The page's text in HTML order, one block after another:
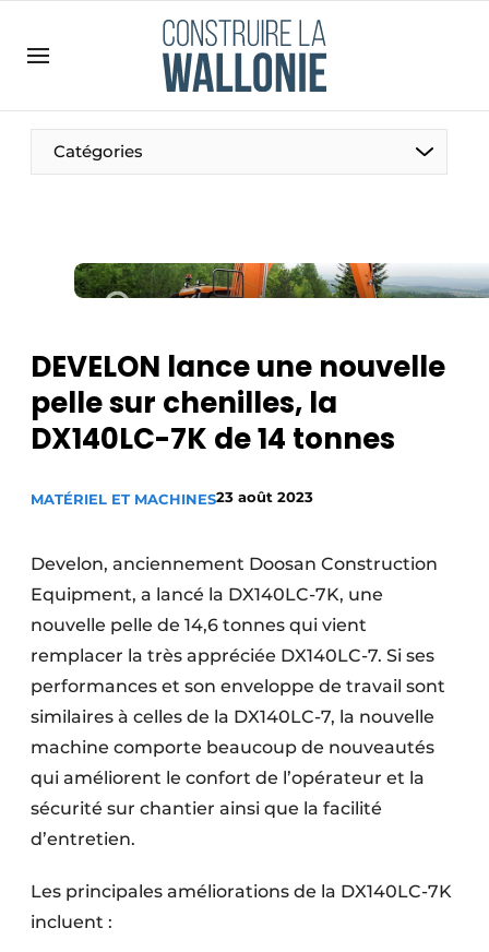
Emploi
Enregistrer une offre d’emploi
Meest gelezen
Podcasts
Privacy / Cookie statement
S’inscrire à l’événement
Catégories
Construction bois
Contrôle d’accès
Éclairage
Fondations
Façades
Géotextiles
DEVELON lance une nouvelle
pelle sur chenilles, la
DX140LC-7K de 14 tonnes
MATÉRIEL ET MACHINES23 août 2023
Develon, anciennement Doosan Construction
Equipment, a lancé la DX140LC-7K, une
nouvelle pelle de 14,6 tonnes qui vient
remplacer la très appréciée DX140LC-7. Si ses
performances et son enveloppe de travail sont
similaires à celles de la DX140LC-7, la nouvelle
machine comporte beaucoup de nouveautés
qui améliorent le confort de l’opérateur et la
sécurité sur chantier ainsi que la facilité
d’entretien.
Les principales améliorations de la DX140LC-7K
incluent :